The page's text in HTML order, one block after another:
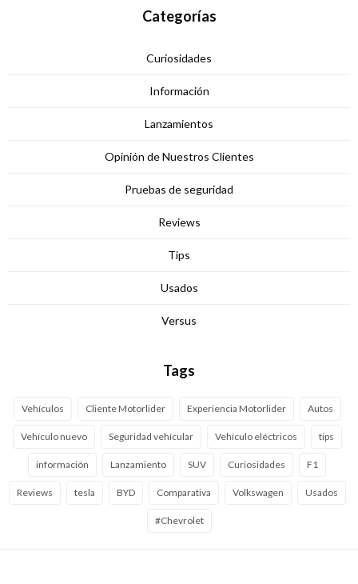
Categorías
Curiosidades
Información
Lanzamientos
Opinión de Nuestros Clientes
Pruebas de seguridad
Reviews
Tips
Usados
Versus
Tags
Vehículos Cliente Motorlider Experiencia Motorlider Autos
Vehículo nuevo Seguridad vehícular Vehículo eléctricos tips
información Lanzamiento SUV Curiosidades F1
Reviews tesla BYD Comparativa Volkswagen Usados
#Chevrolet